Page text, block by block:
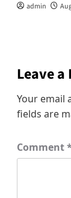
admin
Leave a
Your email
fields are
Comment*